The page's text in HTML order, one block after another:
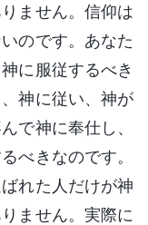
ません。信仰は
のです。あなた
に服従するべき
神に従い、神が
で神に奉仕し、
べきなのです。
れた人だけが神
ません。実際に